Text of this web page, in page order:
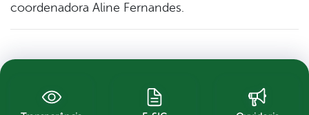
coordenadora Aline Fernandes.